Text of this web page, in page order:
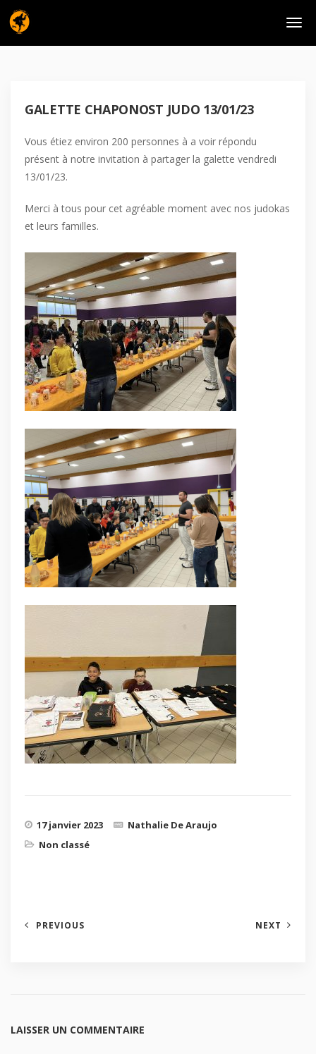
GALETTE CHAPONOST JUDO 13/01/23
Vous étiez environ 200 personnes à a voir répondu
présent à notre invitation à partager la galette vendredi
13/01/23.
Merci à tous pour cet agréable moment avec nos judokas
et leurs familles.
17 janvier 2023
Nathalie De Araujo
Non classé
PREVIOUS NEXT
LAISSER UN COMMENTAIRE